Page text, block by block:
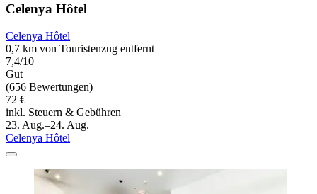
Celenya Hôtel
Celenya Hôtel
0,7 km von Touristenzug entfernt
7,4/10
Gut
(656 Bewertungen)
72 €
inkl. Steuern & Gebühren
23. Aug.–24. Aug.
Celenya Hôtel